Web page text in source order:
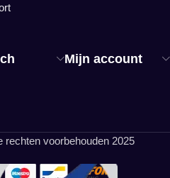
Mijn account
rechten voorbehouden 2025